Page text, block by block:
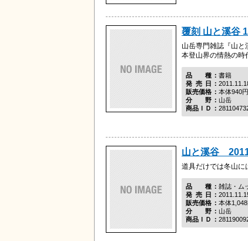
覆刻 山と溪谷
山岳専門雑誌『山と
本登山界の情熱の時
品種書籍
発売日
販売価格
本体940
分野山岳
商品ＩＤ
山と溪谷
道具だけでは冬山に
品種雑誌・ム
発売日
販売価格
本体
分野山岳
商品ＩＤ